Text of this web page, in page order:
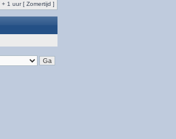
1 uur [ Zomertijd ]